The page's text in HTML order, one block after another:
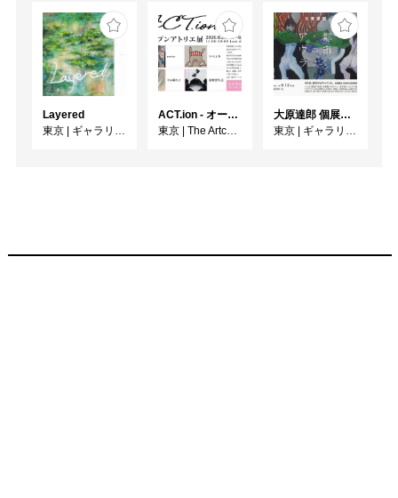
Layered
東京
ギャラリー七面坂途中
ACT.ion - オープンアトリエ展 - 2026
東京
The Artcomplex Center of Tokyo
大原達郎 個展 都市のアウラ
東京
ギャラリー檜B・C